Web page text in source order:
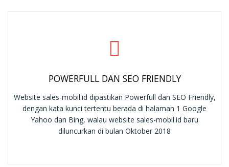
POWERFULL DAN SEO FRIENDLY
Website sales-mobil.id dipastikan Powerfull dan SEO Friendly,
dengan kata kunci tertentu berada di halaman 1 Google
Yahoo dan Bing, walau website sales-mobil.id baru
diluncurkan di bulan Oktober 2018